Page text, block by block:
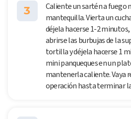
3
Caliente un sartén a fuego
mantequilla. Vierta un
déjela hacerse 1-2
abrirse las burbujas de la
tortilla y déjela hacerse 1
mini panqueques en un
mantenerla caliente. Vaya
operación hasta terminar